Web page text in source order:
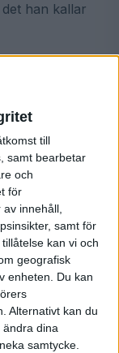
till
samt bearbetar
och
för
innehåll,
samt för
kan vi och
geografisk
enheten. Du kan
Alternativt kan du
ändra dina
samtycke.
han kallar
om man har
månader, om
till
om att
göra i
för att kunna